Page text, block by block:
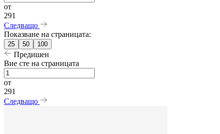
от
291
Следващо
Показване на страницата:
25 50 100
Предишен
Вие сте на страницата
от
291
Следващо